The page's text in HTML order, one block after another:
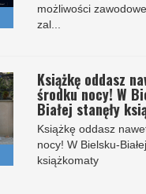
możliwości
zal...
Książkę oddasz
środku nocy! W
Białej stanęły
Książkę oddasz
nocy! W Bielsku-
książkomaty